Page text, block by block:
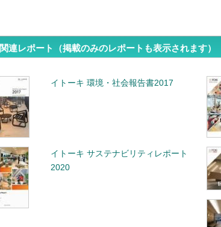
関連レポート（掲載のみのレポートも表示されます）
イトーキ 環境・社会報告書2017
イトーキ サステナビリティレポート
2020